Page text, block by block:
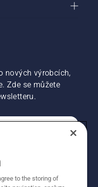
nových výrobcích,
Zde se můžete
to the storing of